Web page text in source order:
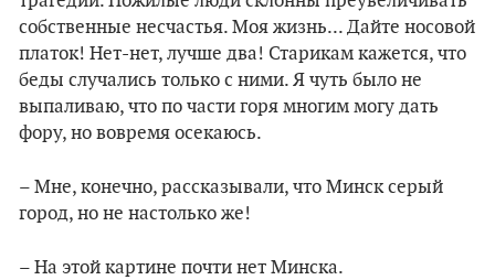
собственные несчастья. Моя жизнь... Дайте носовой
платок! Нет-нет, лучше два! Старикам кажется, что
беды случались только с ними. Я чуть было не
выпаливаю, что по части горя многим могу дать
фору, но вовремя осекаюсь.
– Мне, конечно, рассказывали, что Минск серый
город, но не настолько же!
– На этой картине почти нет Минска.